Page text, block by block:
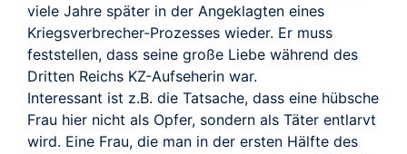
viele Jahre später in der Angeklagten eines
Kriegsverbrecher-Prozesses wieder. Er muss
feststellen, dass seine große Liebe während des
Dritten Reichs KZ-Aufseherin war.
Interessant ist z.B. die Tatsache, dass eine hübsche
Frau hier nicht als Opfer, sondern als Täter entlarvt
wird. Eine Frau, die man in der ersten Hälfte des